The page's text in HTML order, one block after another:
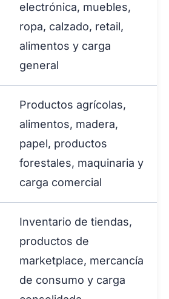
electrónica, muebles,
ropa, calzado, retail,
alimentos y carga
general
Productos agrícolas,
alimentos, madera,
papel, productos
forestales, maquinaria y
carga comercial
Inventario de tiendas,
productos de
marketplace, mercancía
de consumo y carga